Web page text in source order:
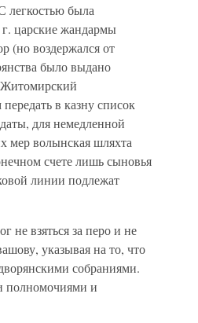
легкостью была
г. царские жандармы
(но воздержался от
было выдано
Житомирский
в казну список
для немедленной
мер волынская шляхта
счете лишь сыновья
линии подлежат
не взяться за перо и не
указывая на то, что
собраниями.
полномочиями и